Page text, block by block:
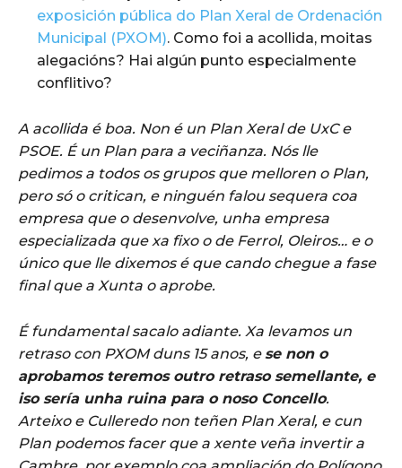
exposición pública do Plan Xeral de Ordenación
Municipal (PXOM). Como foi a acollida, moitas
alegacións? Hai algún punto especialmente
conflitivo?
A acollida é boa. Non é un Plan Xeral de UxC e
PSOE. É un Plan para a veciñanza. Nós lle
pedimos a todos os grupos que melloren o Plan,
pero só o critican, e ninguén falou sequera coa
empresa que o desenvolve, unha empresa
especializada que xa fixo o de Ferrol, Oleiros… e o
único que lle dixemos é que cando chegue a fase
final que a Xunta o aprobe.
É fundamental sacalo adiante. Xa levamos un
retraso con PXOM duns 15 anos, e se non o
aprobamos teremos outro retraso semellante, e
iso sería unha ruina para o noso Concello.
Arteixo e Culleredo non teñen Plan Xeral, e cun
Plan podemos facer que a xente veña invertir a